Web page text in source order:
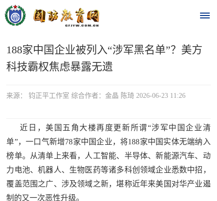
首
时
闻
时
政
热
点
188家中国企业被列入“涉军黑名单”？美方
科技霸权焦虑暴露无遗
来源： 钧正平工作室 综合作者：金晶 陈琦 2026-06-23 11:26
近日，美国五角大楼再度更新所谓“涉军中国企业清
单”，一口气新增78家中国企业，将188家中国实体无端纳入
榜单。从清单上来看，人工智能、半导体、新能源汽车、动
力电池、机器人、生物医药等诸多科创领域企业悉数中招，
覆盖范围之广、涉及领域之新，堪称近年来美国对华产业遏
制的又一次恶性升级。